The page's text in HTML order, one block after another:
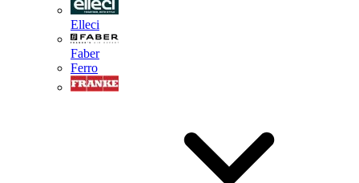
Elleci
Faber
Ferro